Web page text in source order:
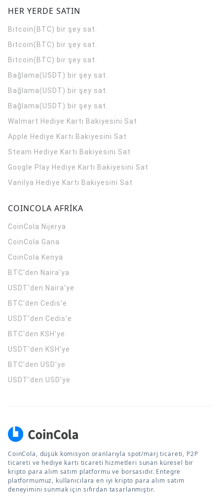
HER YERDE SATIN
Bitcoin(BTC) bir şey sat.
Bitcoin(BTC) bir şey sat.
Bitcoin(BTC) bir şey sat.
Bağlama(USDT) bir şey sat.
Bağlama(USDT) bir şey sat.
Bağlama(USDT) bir şey sat.
Walmart Hediye Kartı Bakiyesini Sat
Apple Hediye Kartı Bakiyesini Sat
Steam Hediye Kartı Bakiyesini Sat
Google Play Hediye Kartı Bakiyesini Sat
Vanilya Hediye Kartı Bakiyesini Sat
COINCOLA AFRİKA
CoinCola Nijerya
CoinCola Gana
CoinCola Kenya
BTC'den Naira'ya
USDT'den Naira'ye
BTC'den Cedis'e
USDT'den Cedis'e
BTC'den KSH'ye
USDT'den KSH'ye
BTC'den USD'ye
USDT'den USD'ye
CoinCola, düşük komisyon oranlarıyla spot/marj ticareti, P2P
ticareti ve hediye kartı ticareti hizmetleri sunan küresel bir
kripto para alım satım platformu ve borsasıdır. Entegre
platformumuz, kullanıcılara en iyi kripto para alım satım
deneyimini sunmak için sıfırdan tasarlanmıştır.